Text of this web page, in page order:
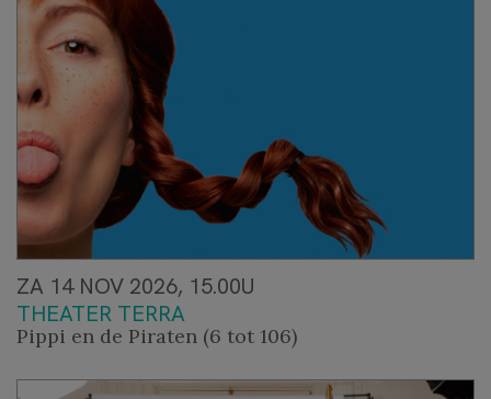
ZA 14 NOV 2026, 15.00U
THEATER TERRA
Pippi en de Piraten (6 tot 106)